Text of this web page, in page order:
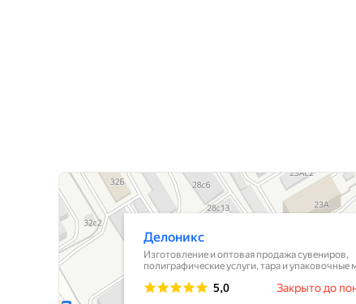
Лайф Принт
Типография в Москве
Изготовление и оптовая продажа сувениров в Москве